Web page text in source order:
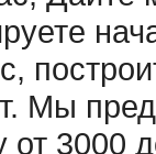
Мы
от 3000